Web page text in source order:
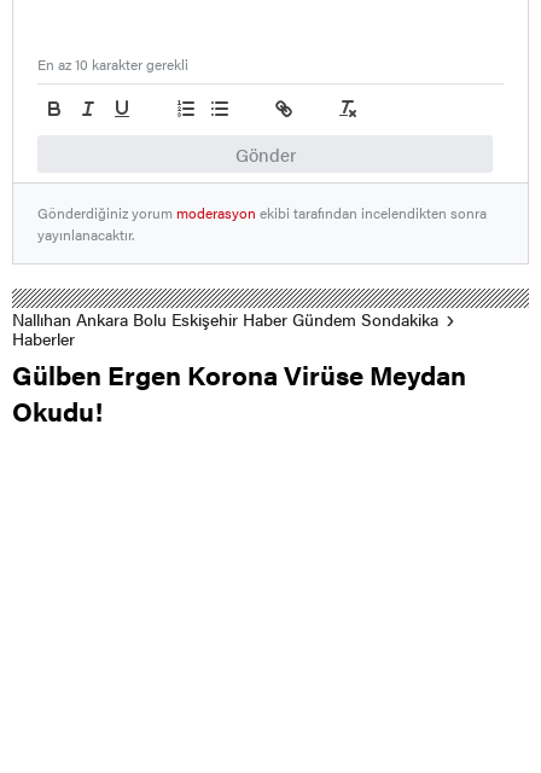
Gönder
En az 10 karakter gerekli
Gönderdiğiniz yorummoderasyon ekibi tarafından incelendikten sonra
yayınlanacaktır.
Nallıhan Ankara Bolu Eskişehir Haber Gündem Sondakika
Haberler
Gülben Ergen Korona Virüse Meydan
Okudu!